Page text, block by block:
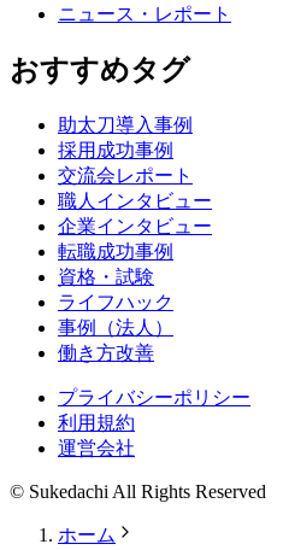
ニュース・レポート
おすすめタグ
助太刀導入事例
採用成功事例
交流会レポート
職人インタビュー
企業インタビュー
転職成功事例
資格・試験
ライフハック
事例（法人）
働き方改善
プライバシーポリシー
利用規約
運営会社
© Sukedachi All Rights Reserved
ホーム